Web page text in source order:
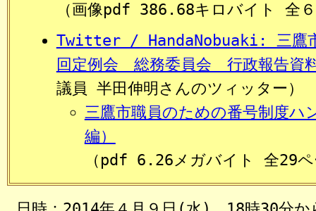
（画像pdf 386.68キロバイト 全
Twitter / HandaNobuaki: 三鷹
回定例会 総務委員会 行政報告
議員 半田伸明さんのツィッター）
三鷹市職員のための番号制度ハ
編）
（pdf 6.26メガバイト 全29ペ